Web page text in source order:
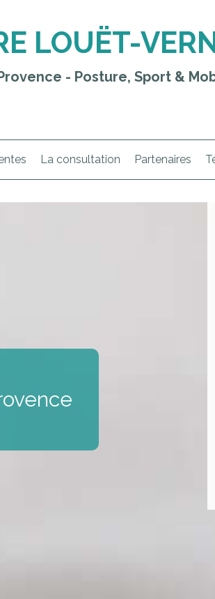
LOUËT-
- Posture, Sport &
La consultation Partenaires